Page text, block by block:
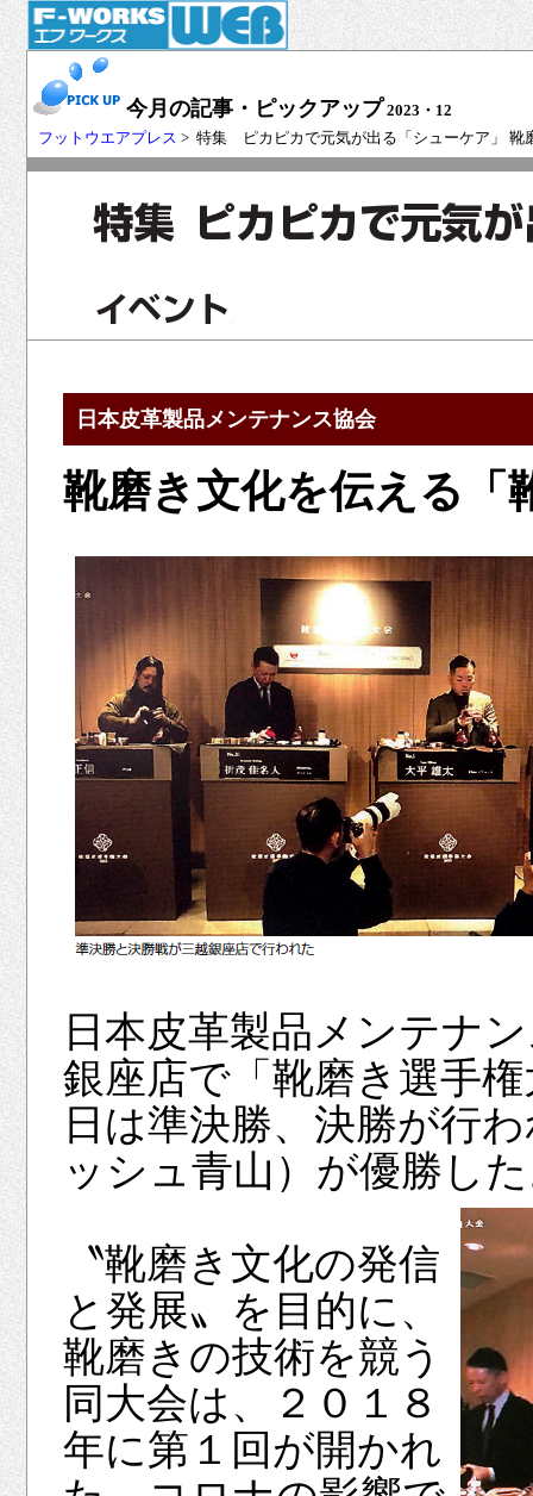
今月の記事・ピックアップ 2023・12
フットウエアプレス > 特集 ピカピカで元気が出る「シューケア」
日本皮革製品メンテナンス協会
靴磨き文化を伝える「
日本皮革製品メンテナ
銀座店で「靴磨き選手
日は準決勝、決勝が行
ッシュ青山）が優勝し
〝靴磨き文化の発信
と発展〟を目的に、
靴磨きの技術を競う
同大会は、２０１８
年に第１回が開かれ